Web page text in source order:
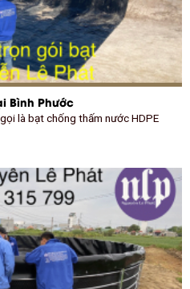
Bình Phước
là bạt chống thấm nước HDPE